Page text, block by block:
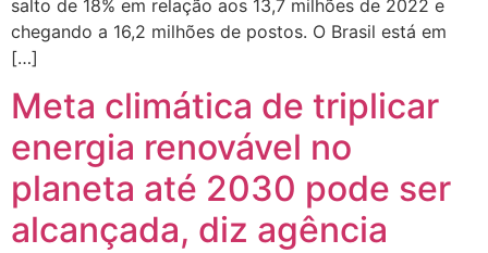
salto de 18% em relação aos 13,7 milhões de 2022 e
chegando a 16,2 milhões de postos. O Brasil está em
[…]
Meta climática de triplicar
energia renovável no
planeta até 2030 pode ser
alcançada, diz agência